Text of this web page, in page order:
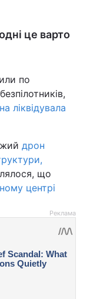
це варто
по
ліквідувала
дрон
що
центрі
Реклама